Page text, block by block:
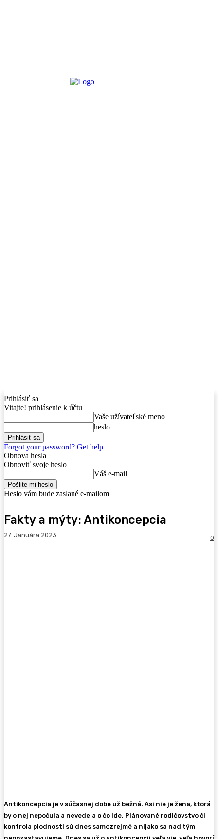
Prihlásiť sa
Vitajte! prihlásenie k účtu
Vaše užívateľské meno
heslo
Forgot your password? Get help
Obnova hesla
Obnoviť svoje heslo
Váš e-mail
Heslo vám bude zaslané e-mailom
Fakty a mýty: Antikoncepcia
27. Januára 2023 0
Antikoncepcia je v súčasnej dobe už bežná. Asi nie je žena, ktorá
by o nej nepočula a nevedela o čo ide. Plánované rodičovstvo či
kontrola plodnosti sú dnes samozrejmé a nijako sa nad tým